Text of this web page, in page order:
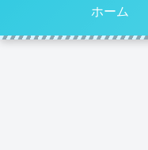
ホーム